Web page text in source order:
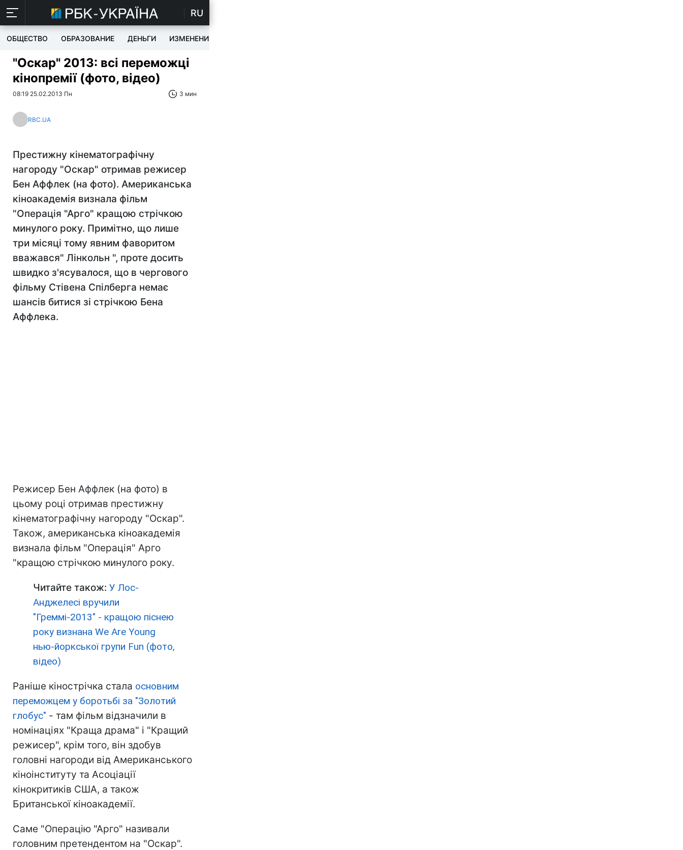
RU
ОБЩЕСТВО ОБРАЗОВАНИЕ ДЕНЬГИ ИЗМЕНЕНИЯ
"Оскар" 2013: всі переможці
кінопремії (фото, відео)
08:19 25.02.2013 Пн 3 мин
RBC.UA
Престижну кінематографічну
нагороду "Оскар" отримав режисер
Бен Аффлек (на фото). Американська
кіноакадемія визнала фільм
"Операція "Арго" кращою стрічкою
минулого року. Примітно, що лише
три місяці тому явним фаворитом
вважався" Лінкольн ", проте досить
швидко з'ясувалося, що в чергового
фільму Стівена Спілберга немає
шансів битися зі стрічкою Бена
Аффлека.
Режисер Бен Аффлек (на фото) в
цьому році отримав престижну
кінематографічну нагороду "Оскар".
Також, американська кіноакадемія
визнала фільм "Операція" Арго
"кращою стрічкою минулого року.
Читайте також: У Лос-
Анджелесі вручили
"Греммі-2013" - кращою піснею
року визнана We Are Young
нью-йоркської групи Fun (фото,
відео)
Раніше кінострічка стала основним
переможцем у боротьбі за "Золотий
глобус" - там фільм відзначили в
номінаціях "Краща драма" і "Кращий
режисер", крім того, він здобув
головні нагороди від Американського
кіноінституту та Асоціації
кінокритиків США, а також
Британської кіноакадемії.
Саме "Операцію "Арго" називали
головним претендентом на "Оскар".